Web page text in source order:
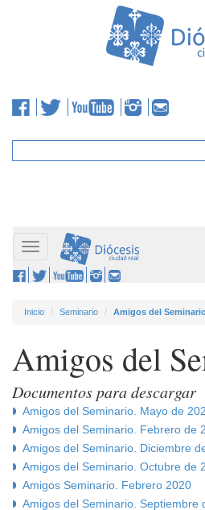
Toggle
navigation
Inicio Seminario Amigos del
Amigos del
Documentos para descargar
Amigos del Seminario. Mayo de
Amigos del Seminario. Febrero de
Amigos del Seminario. Diciembre
Amigos del Seminario. Octubre de
Amigos Seminario. Febrero 2020
Amigos del Seminario. Septiembre